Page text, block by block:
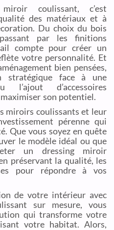
coulissant, c’est
des matériaux et à
Du choix du bois
par les finitions
compte pour créer un
votre personnalité. Et
bien pensées,
stratégique face à une
d’accessoires
son potentiel.
miroirs coulissants et leur
pérenne qui
Que vous soyez en quête
le modèle idéal ou que
un dressing miroir
préservant la qualité, les
pour répondre à vos
de votre intérieur avec
sur mesure, vous
qui transforme votre
votre habitat. Alors,